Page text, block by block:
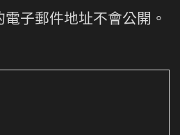
子郵件地址不會公開。